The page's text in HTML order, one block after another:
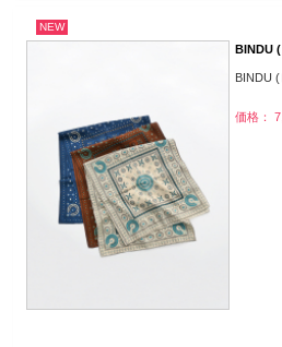
NEW
BINDU
BINDU
価格：